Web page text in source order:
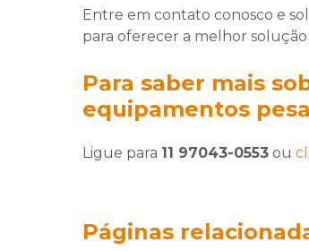
Entre em contato conosco e
para oferecer a melhor
Para saber mais
equipamentos
Ligue para 11 97043-0553 ou
Páginas